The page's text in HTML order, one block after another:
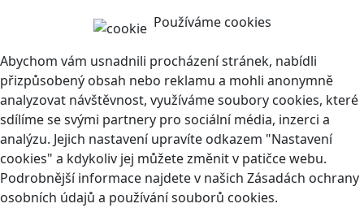
Používáme cookies
Abychom vám usnadnili procházení stránek, nabídli
přizpůsobený obsah nebo reklamu a mohli anonymně
analyzovat návštěvnost, využíváme soubory cookies, které
sdílíme se svými partnery pro sociální média, inzerci a
analýzu. Jejich nastavení upravíte odkazem "Nastavení
cookies" a kdykoliv jej můžete změnit v patičce webu.
Podrobnější informace najdete v našich Zásadách ochrany
osobních údajů a používání souborů cookies.